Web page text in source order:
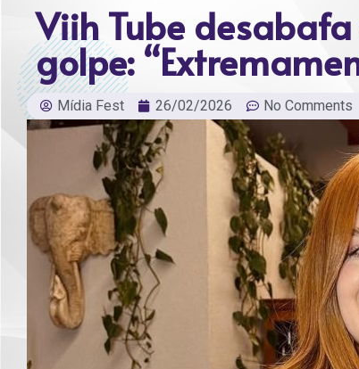
Viih Tube
golpe:
Mídia Fest 26/02/2026 No Comments